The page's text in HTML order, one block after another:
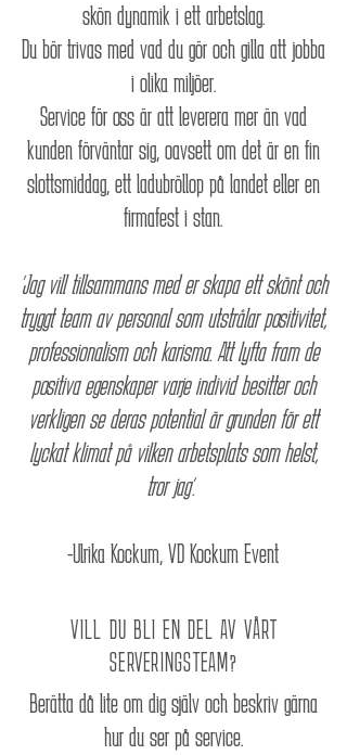
skön dynamik i ett arbetslag.
Du bör trivas med vad du gör och gilla att jobba
i olika miljöer.
Service för oss är att leverera mer än vad
kunden förväntar sig, oavsett om det är en fin
slottsmiddag, ett ladubröllop på landet eller en
firmafest i stan.
”Jag vill tillsammans med er skapa ett skönt och
tryggt team av personal som utstrålar positivitet,
professionalism och karisma. Att lyfta fram de
positiva egenskaper varje individ besitter och
verkligen se deras potential är grunden för ett
lyckat klimat på vilken arbetsplats som helst,
tror jag”.
-Ulrika Kockum, VD Kockum Event
VILL DU BLI EN DEL AV VÅRT
SERVERINGSTEAM?
Berätta då lite om dig själv och beskriv gärna
hur du ser på service.